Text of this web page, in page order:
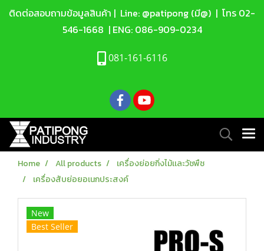
ติดต่อสอบถามข้อมูลสินค้า | Line: @patipong (มี@) | โทร 02-
546-1668 | ENG: 086-909-0234
081-161-6116
Home All products
เครื่องย่อยกิ่งไม้เเละวัชพืช
เครื่องสับย่อยอเนกประสงค์
New
Best Seller